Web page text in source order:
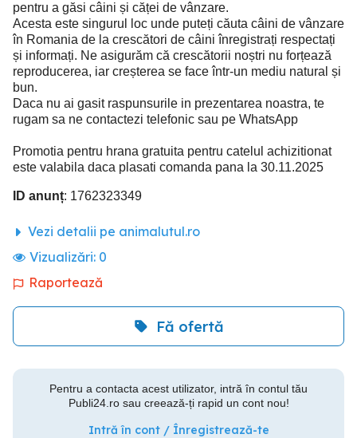
pentru a găsi câini și căței de vânzare.
Acesta este singurul loc unde puteți căuta câini de vânzare
în Romania de la crescători de câini înregistrați respectați
și informați. Ne asigurăm că crescătorii noștri nu forțează
reproducerea, iar creșterea se face într-un mediu natural și
bun.
Daca nu ai gasit raspunsurile in prezentarea noastra, te
rugam sa ne contactezi telefonic sau pe WhatsApp
Promotia pentru hrana gratuita pentru catelul achizitionat
este valabila daca plasati comanda pana la 30.11.2025
ID anunț: 1762323349
Vezi detalii pe animalutul.ro
Vizualizări: 0
Raportează
Fă ofertă
Pentru a contacta acest utilizator, intră în contul tău
Publi24.ro sau creează-ți rapid un cont nou!
Intră în cont / Înregistrează-te